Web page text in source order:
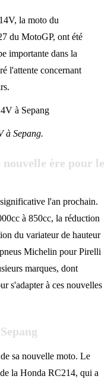
la moto du
du MotoGP, ont été
importante dans la
l'attente concernant
à Sepang.
ère pour le
l'an prochain.
à 850cc, la réduction
du variateur de hauteur
Michelin pour Pirelli
marques, dont
s'adapter à ces nouvelles
sa nouvelle moto. Le
la Honda RC214, qui a